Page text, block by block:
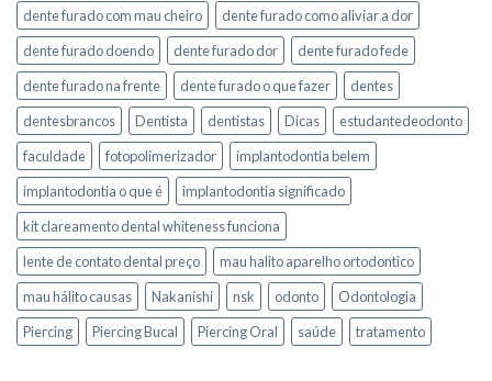
dente furado com mau cheiro
dente furado como aliviar a dor
dente furado doendo
dente furado dor
dente furado fede
dente furado na frente
dente furado o que fazer
dentes
dentesbrancos
Dentista dentistas Dicas
estudantedeodonto
faculdade
fotopolimerizador
implantodontia belem
implantodontia o que é
implantodontia significado
kit clareamento dental whiteness funciona
lente de contato dental preço
mau halito aparelho ortodontico
mau hálito causas
Nakanishi nsk odonto
Odontologia
Piercing
Piercing Bucal Piercing Oral saúde tratamento